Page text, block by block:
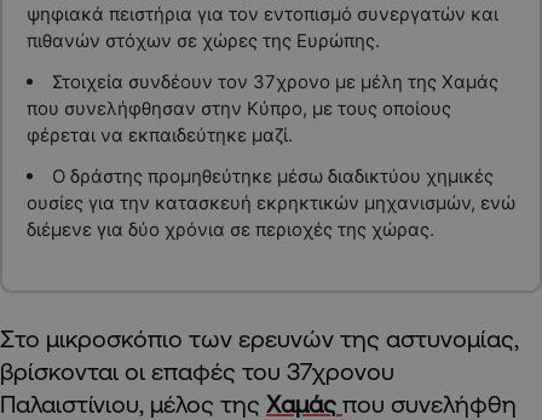
ψηφιακά πειστήρια για τον εντοπισμό συνεργατών και
πιθανών στόχων σε χώρες της Ευρώπης.
Στοιχεία συνδέουν τον 37χρονο με μέλη της Χαμάς
που συνελήφθησαν στην Κύπρο, με τους οποίους
φέρεται να εκπαιδεύτηκε μαζί.
Ο δράστης προμηθεύτηκε μέσω διαδικτύου χημικές
ουσίες για την κατασκευή εκρηκτικών μηχανισμών, ενώ
διέμενε για δύο χρόνια σε περιοχές της χώρας.
Στο μικροσκόπιο των ερευνών της αστυνομίας,
βρίσκονται οι επαφές του 37χρονου
Παλαιστίνιου, μέλος της Χαμάς που συνελήφθη